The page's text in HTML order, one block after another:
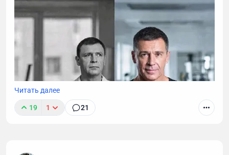
Читать далее
19 1 21